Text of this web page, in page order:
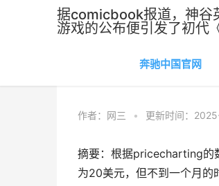
据comicbook报道，神谷
游戏的公布便引发了初代
奔驰中国官网
奔驰中国官网>游戏资讯
作者： 网三 • 更新时间：
摘要：根据pricecharting的
为20美元，但不到一个月的